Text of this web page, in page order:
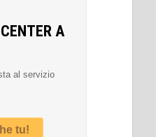
A
al servizio
tu!